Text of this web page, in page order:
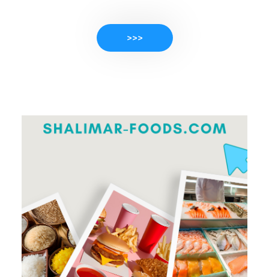
>>>
PRODUKTE ANSEHEN